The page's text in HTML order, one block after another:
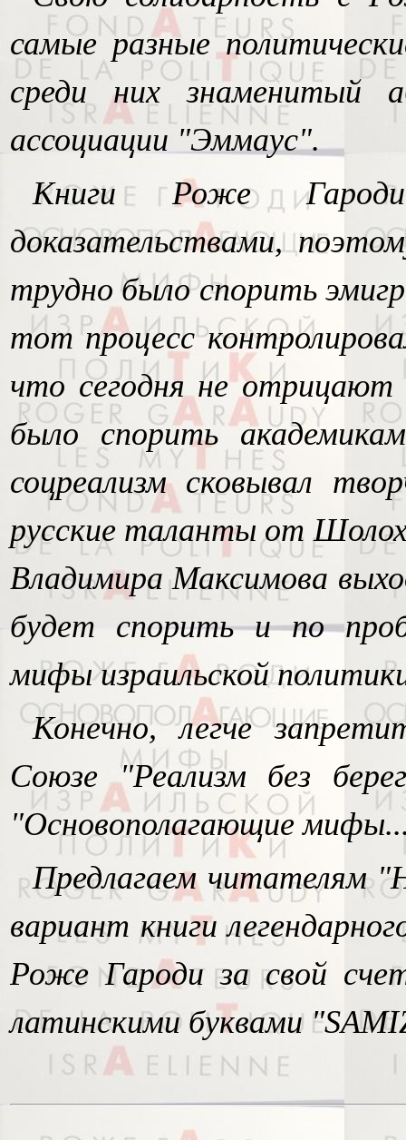
самые разные
среди них знаменитый
ассоциации "Эммаус".
Книги Роже
доказательствами,
трудно было спорить
тот процесс
что сегодня не
было спорить
соцреализм сковывал
русские таланты от
Владимира Максимова
будет спорить и по
мифы израильской
Конечно, легче
Союзе "Реализм без
"Основополагающие
Предлагаем читателям
вариант книги
Роже Гароди за свой
латинскими буквами